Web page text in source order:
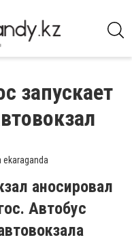
запускает
аносировал
Автобус